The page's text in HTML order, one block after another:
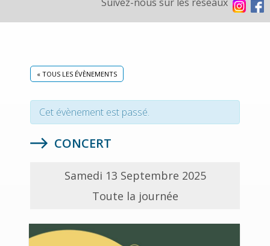
« TOUS LES ÉVÈNEMENTS
Cet évènement est passé.
CONCERT
Samedi 13 Septembre 2025
Toute la journée